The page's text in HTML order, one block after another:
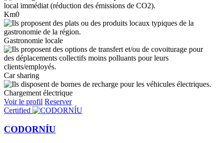
Km0
Gastronomie locale
Car sharing
Chargement électrique
Voir le profil Reserver
Certified
CODORNÍU